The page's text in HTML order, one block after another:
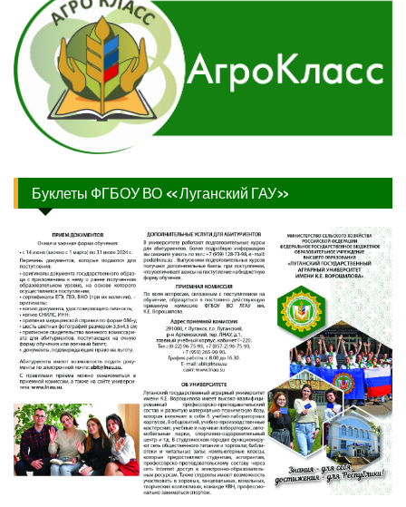
Буклеты ФГБОУ ВО «Луганский ГАУ»